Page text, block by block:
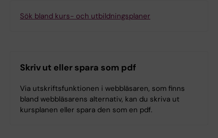
Sök bland kurs- och utbildningsplaner
Skriv ut eller spara som pdf
Via utskriftsfunktionen i webbläsaren, som finns
bland webbläsarens alternativ, kan du skriva ut
kursplanen eller spara den som en pdf.